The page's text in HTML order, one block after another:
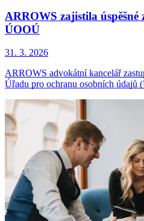
ARROWS zajistila
ÚOOÚ
31. 3. 2026
ARROWS advokátní kancelář
Úřadu pro ochranu osobních